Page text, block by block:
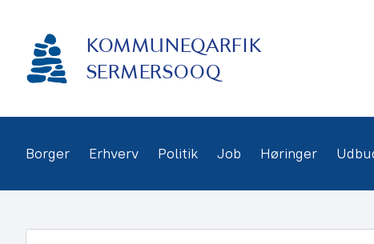
indhold
KOMMUNEQARFIK
SERMERSOOQ
Borger Erhverv Politik Job Høringer